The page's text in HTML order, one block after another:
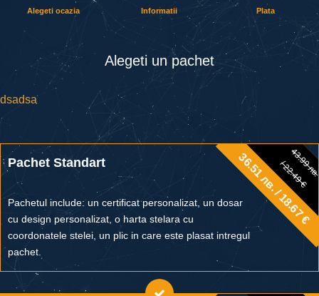
Alegeti ocazia Informatii Plata
Alegeti un pаchet
dsadsa
Pachet Standart 43.99 лв.
/ 22.49 €
43.99
/ 22.49 €
36.51 лв. / 18.67 €
Pachetul include: un certificat personalizat, un dosar
cu design personalizat, o harta stelara cu
coordonatele stelei, un plic in care este plasat intregul
pachet.